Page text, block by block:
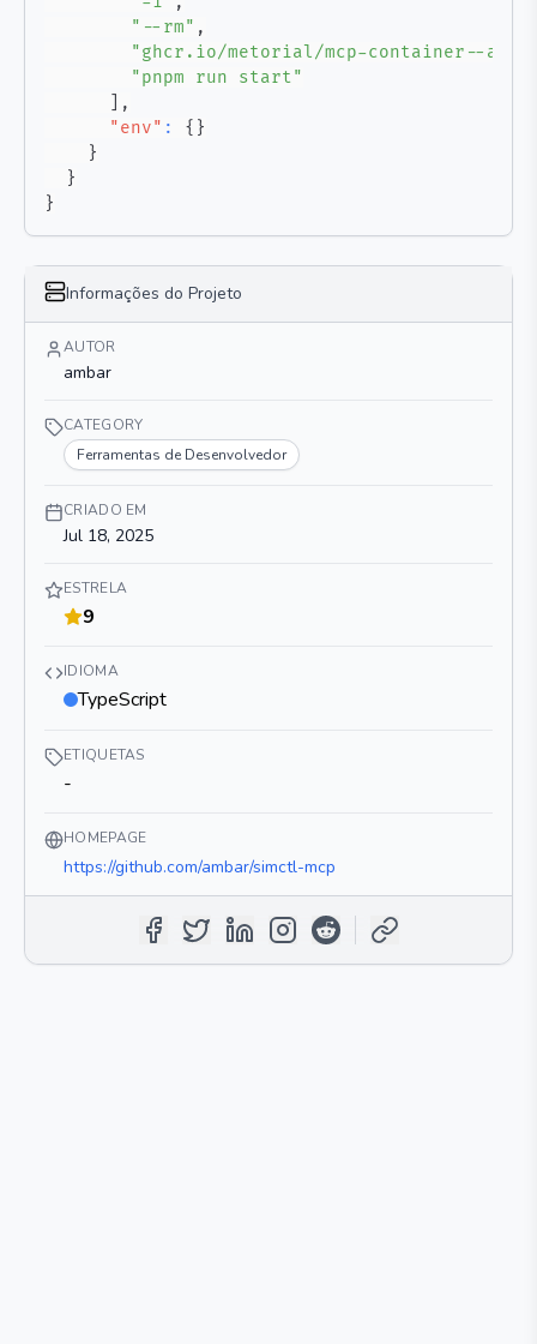
"--rm" ,
"ghcr.io/metorial/mcp-container--
"pnpm run start"
,
"env" : { }
}
}
}
Informações do Projeto
AUTOR
ambar
CATEGORY
Ferramentas de Desenvolvedor
CRIADO EM
Jul 18, 2025
ESTRELA
9
IDIOMA
TypeScript
ETIQUETAS
-
HOMEPAGE
https://github.com/ambar/simctl-mcp